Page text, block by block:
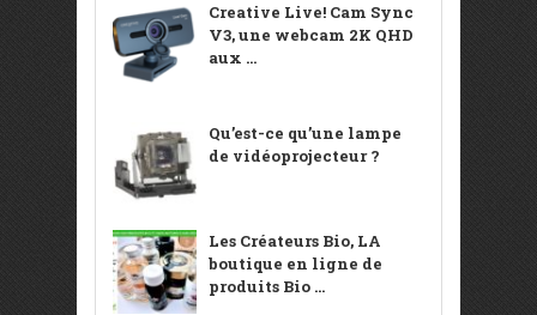
Creative Live! Cam Sync
V3, une webcam 2K QHD
aux ...
Qu’est-ce qu’une lampe
de vidéoprojecteur ?
Les Créateurs Bio, LA
boutique en ligne de
produits Bio ...